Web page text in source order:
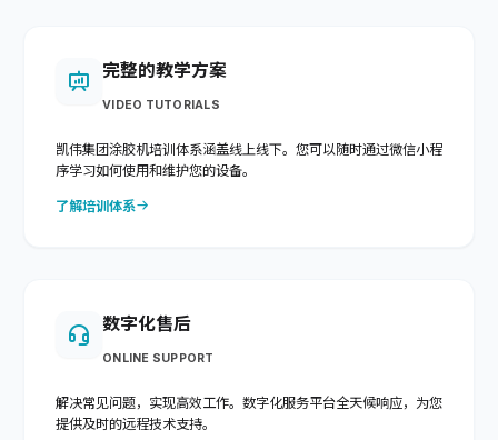
完整的教学方案
VIDEO TUTORIALS
凯伟集团涂胶机培训体系涵盖线上线下。您可以随时通过微信小程
序学习如何使用和维护您的设备。
了解培训体系
数字化售后
ONLINE SUPPORT
解决常见问题，实现高效工作。数字化服务平台全天候响应，为您
提供及时的远程技术支持。